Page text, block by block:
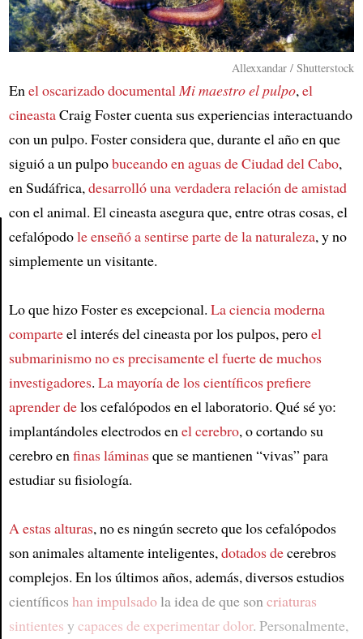
Article
Allexxandar / Shutterstock
Enel oscarizado documentalMi maestro el pulpo,el
cineastaCraig Foster cuenta sus experiencias interactuando
con un pulpo. Foster considera que, durante el año en que
siguió a un pulpobuceando en aguas de Ciudad del Cabo,
en Sudáfrica,desarrolló una verdadera relación de amistad
con el animal. El cineasta asegura que, entre otras cosas, el
cefalópodole enseñó a sentirse parte de la naturaleza, y no
simplemente un visitante.
Lo que hizo Foster es excepcional. La ciencia moderna
comparteel interés del cineasta por los pulpos, peroel
submarinismo no es precisamente el fuerte de muchos
investigadores. La mayoría de los científicos prefiere
aprender delos cefalópodos en el laboratorio. Qué sé yo:
implantándoles electrodos enel cerebro, o cortando su
cerebro enfinas láminasque se mantienen “vivas” para
estudiar su fisiología.
A estas alturas, no es ningún secreto que los cefalópodos
son animales altamente inteligentes,dotados decerebros
complejos. En los últimos años, además, diversos estudios
científicos han impulsadola idea de que soncriaturas
sintientes y capaces de experimentar dolor. Personalmente,